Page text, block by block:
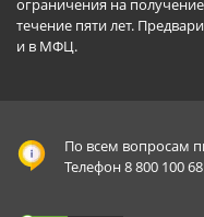
ограничения на
течение пяти лет.
и в МФЦ.
По всем вопросам
Телефон 8 800 100